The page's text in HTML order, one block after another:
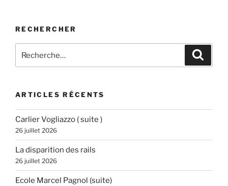
RECHERCHER
pour
ARTICLES RÉCENTS
Carlier Vogliazzo ( suite )
26 juillet 2026
La disparition des rails
26 juillet 2026
Ecole Marcel Pagnol (suite)